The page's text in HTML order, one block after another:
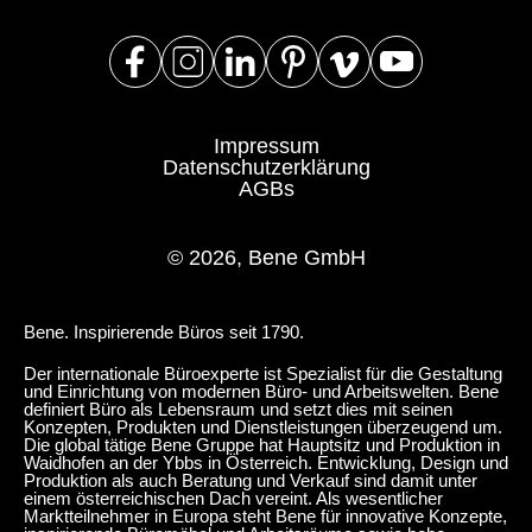
© 2026, Bene GmbH
Impressum
Datenschutzerklärung
AGBs
Bene. Inspirierende Büros seit 1790.
Der internationale Büroexperte ist Spezialist für die Gestaltung
und Einrichtung von modernen Büro- und Arbeitswelten. Bene
definiert Büro als Lebensraum und setzt dies mit seinen
Konzepten, Produkten und Dienstleistungen überzeugend um.
Die global tätige Bene Gruppe hat Hauptsitz und Produktion in
Waidhofen an der Ybbs in Österreich. Entwicklung, Design und
Produktion als auch Beratung und Verkauf sind damit unter
einem österreichischen Dach vereint. Als wesentlicher
Marktteilnehmer in Europa steht Bene für innovative Konzepte,